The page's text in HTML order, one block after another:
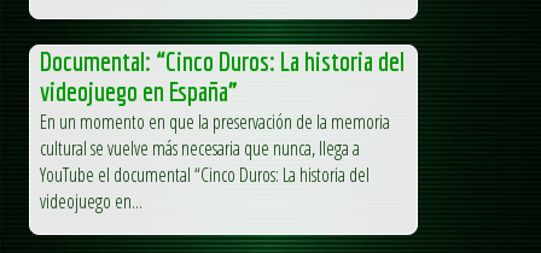
Documental: “Cinco Duros: La historia del
videojuego en España”
En un momento en que la preservación de la memoria
cultural se vuelve más necesaria que nunca, llega a
YouTube el documental “Cinco Duros: La historia del
videojuego en...